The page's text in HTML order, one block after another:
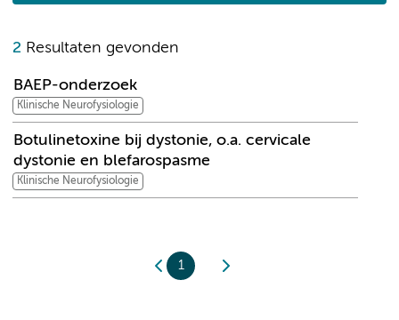
2 Resultaten gevonden
BAEP-onderzoek
Klinische Neurofysiologie
Botulinetoxine bij dystonie, o.a. cervicale
dystonie en blefarospasme
Klinische Neurofysiologie
1